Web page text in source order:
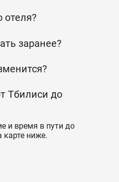
отеля?
заранее?
Тбилиси до
и время в пути до
карте ниже.